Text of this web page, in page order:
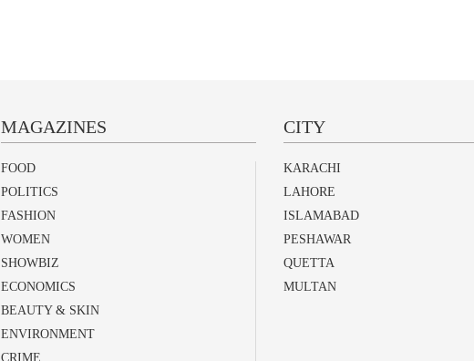
MAGAZINES
FOOD
POLITICS
FASHION
WOMEN
SHOWBIZ
ECONOMICS
BEAUTY & SKIN
ENVIRONMENT
CRIME
CITY
KARACHI
LAHORE
ISLAMABAD
PESHAWAR
QUETTA
MULTAN